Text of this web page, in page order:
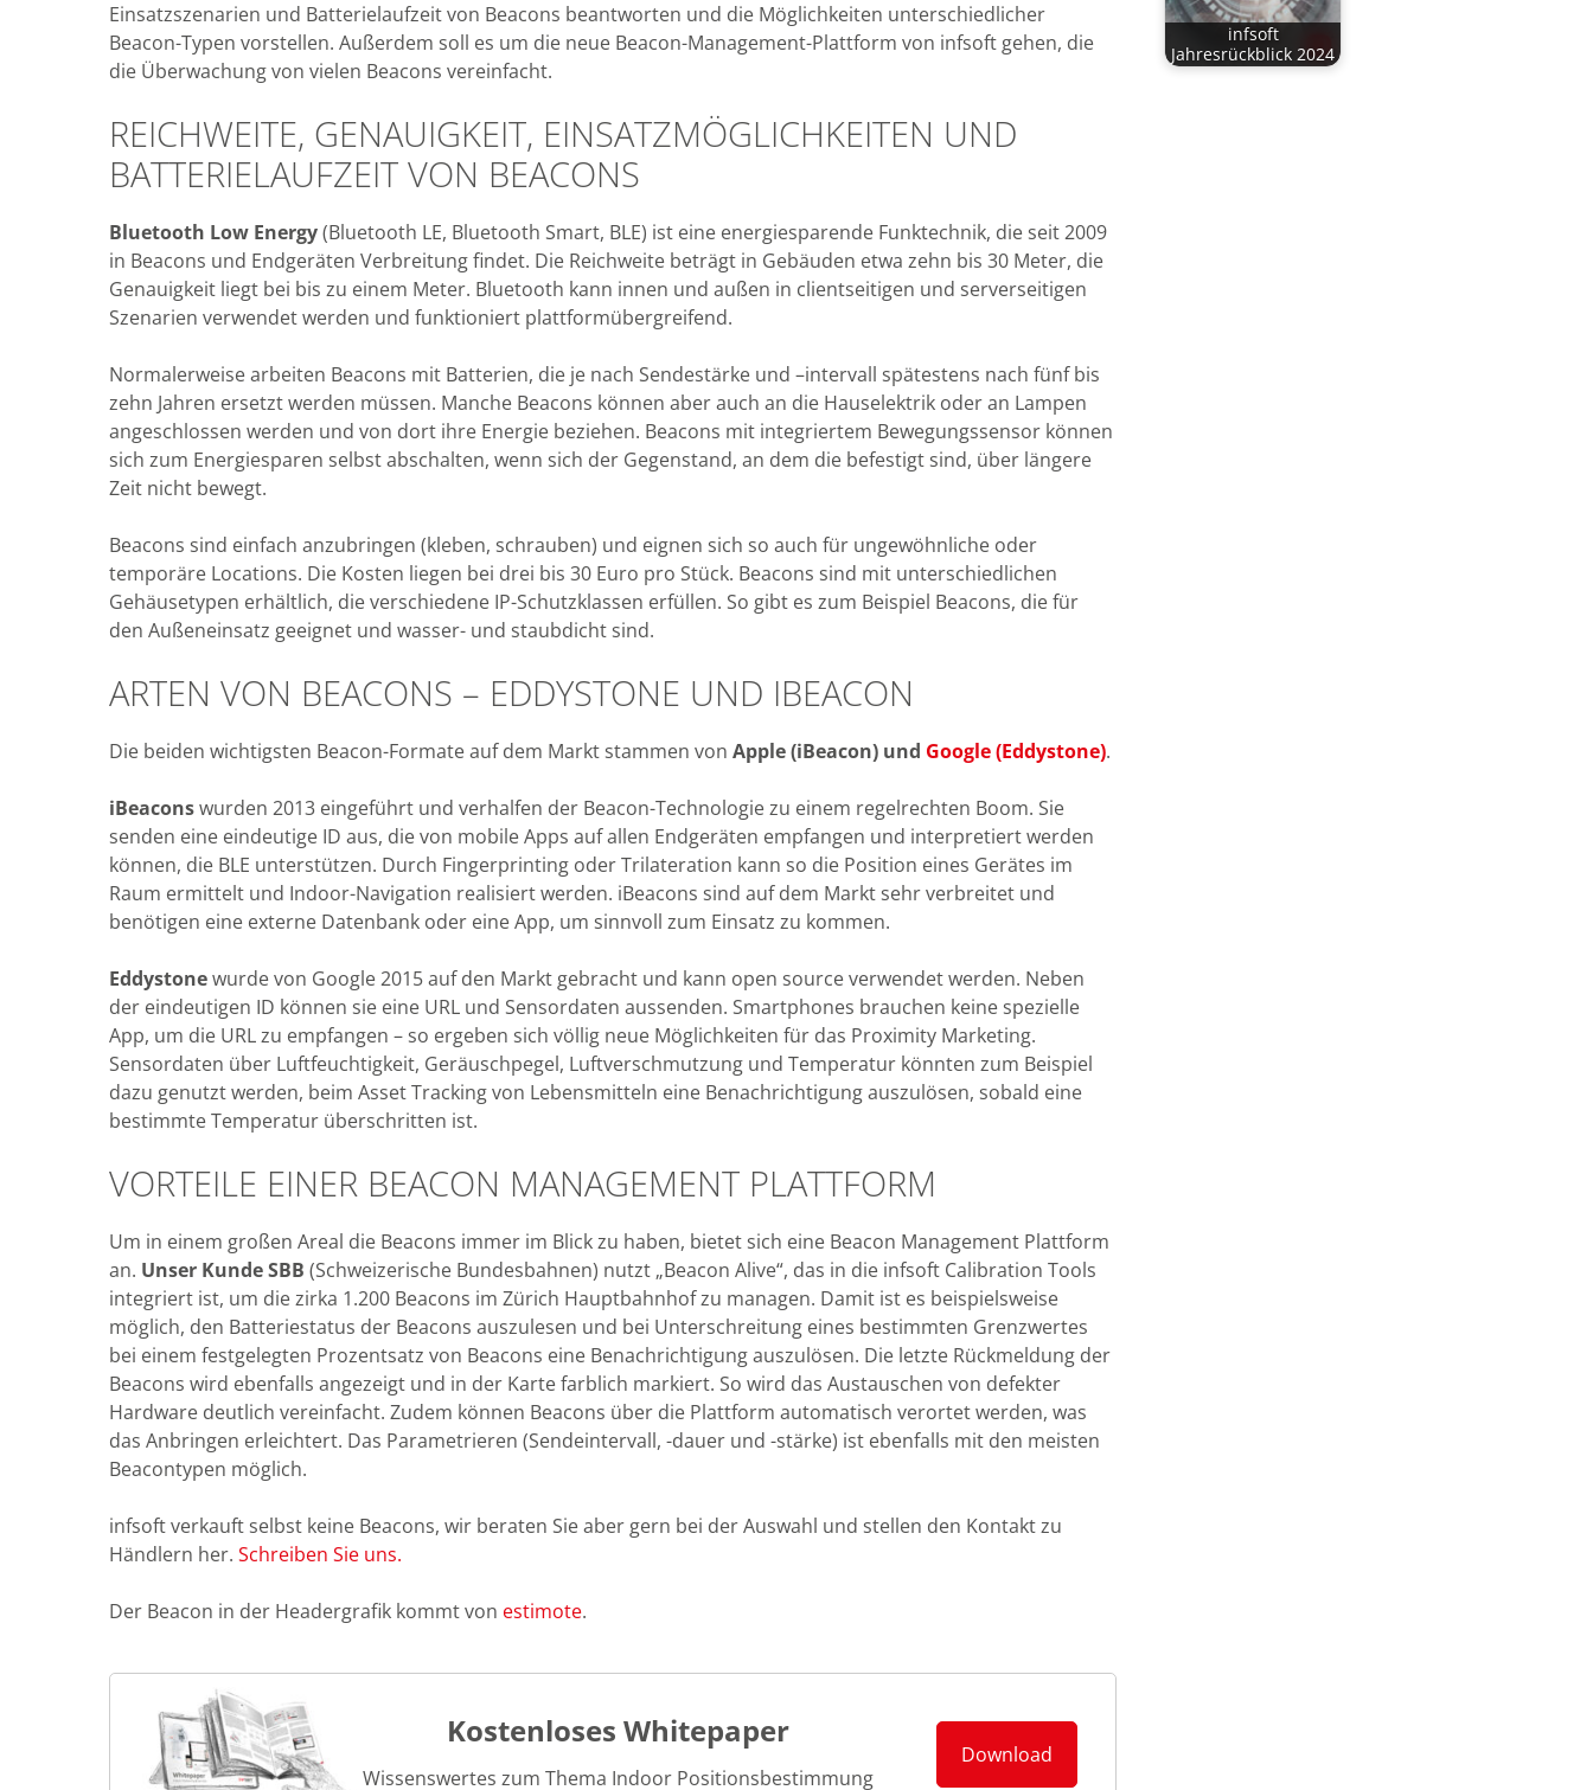
Einsatzszenarien und Batterielaufzeit von Beacons beantworten und die Möglichkeiten unterschiedlicher
Beacon-Typen vorstellen. Außerdem soll es um die neue Beacon-Management-Plattform von infsoft gehen, die
die Überwachung von vielen Beacons vereinfacht.
REICHWEITE, GENAUIGKEIT, EINSATZMÖGLICHKEITEN UND
BATTERIELAUFZEIT VON BEACONS
Bluetooth Low Energy(Bluetooth LE, Bluetooth Smart, BLE) ist eine energiesparende Funktechnik, die seit 2009
in Beacons und Endgeräten Verbreitung findet. Die Reichweite beträgt in Gebäuden etwa zehn bis 30 Meter, die
Genauigkeit liegt bei bis zu einem Meter. Bluetooth kann innen und außen in clientseitigen und serverseitigen
Szenarien verwendet werden und funktioniert plattformübergreifend.
Normalerweise arbeiten Beacons mit Batterien, die je nach Sendestärke und –intervall spätestens nach fünf bis
zehn Jahren ersetzt werden müssen. Manche Beacons können aber auch an die Hauselektrik oder an Lampen
angeschlossen werden und von dort ihre Energie beziehen. Beacons mit integriertem Bewegungssensor können
sich zum Energiesparen selbst abschalten, wenn sich der Gegenstand, an dem die befestigt sind, über längere
Zeit nicht bewegt.
Beacons sind einfach anzubringen (kleben, schrauben) und eignen sich so auch für ungewöhnliche oder
temporäre Locations. Die Kosten liegen bei drei bis 30 Euro pro Stück. Beacons sind mit unterschiedlichen
Gehäusetypen erhältlich, die verschiedene IP-Schutzklassen erfüllen. So gibt es zum Beispiel Beacons, die für
den Außeneinsatz geeignet und wasser- und staubdicht sind.
ARTEN VON BEACONS – EDDYSTONE UND IBEACON
Die beiden wichtigsten Beacon-Formate auf dem Markt stammen von Apple (iBeacon) und Google (Eddystone).
iBeaconswurden 2013 eingeführt und verhalfen der Beacon-Technologie zu einem regelrechten Boom. Sie
senden eine eindeutige ID aus, die von mobile Apps auf allen Endgeräten empfangen und interpretiert werden
können, die BLE unterstützen. Durch Fingerprinting oder Trilateration kann so die Position eines Gerätes im
Raum ermittelt und Indoor-Navigation realisiert werden. iBeacons sind auf dem Markt sehr verbreitet und
benötigen eine externe Datenbank oder eine App, um sinnvoll zum Einsatz zu kommen.
Eddystonewurde von Google 2015 auf den Markt gebracht und kann open source verwendet werden. Neben
der eindeutigen ID können sie eine URL und Sensordaten aussenden. Smartphones brauchen keine spezielle
App, um die URL zu empfangen – so ergeben sich völlig neue Möglichkeiten für das Proximity Marketing.
Sensordaten über Luftfeuchtigkeit, Geräuschpegel, Luftverschmutzung und Temperatur könnten zum Beispiel
dazu genutzt werden, beim Asset Tracking von Lebensmitteln eine Benachrichtigung auszulösen, sobald eine
bestimmte Temperatur überschritten ist.
VORTEILE EINER BEACON MANAGEMENT PLATTFORM
Um in einem großen Areal die Beacons immer im Blick zu haben, bietet sich eine Beacon Management Plattform
an. Unser Kunde SBB (Schweizerische Bundesbahnen) nutzt „Beacon Alive“, das in die infsoft Calibration Tools
integriert ist, um die zirka 1.200 Beacons im Zürich Hauptbahnhof zu managen. Damit ist es beispielsweise
möglich, den Batteriestatus der Beacons auszulesen und bei Unterschreitung eines bestimmten Grenzwertes
bei einem festgelegten Prozentsatz von Beacons eine Benachrichtigung auszulösen. Die letzte Rückmeldung der
Beacons wird ebenfalls angezeigt und in der Karte farblich markiert. So wird das Austauschen von defekter
Hardware deutlich vereinfacht. Zudem können Beacons über die Plattform automatisch verortet werden, was
das Anbringen erleichtert. Das Parametrieren (Sendeintervall, -dauer und -stärke) ist ebenfalls mit den meisten
Beacontypen möglich.
infsoft verkauft selbst keine Beacons, wir beraten Sie aber gern bei der Auswahl und stellen den Kontakt zu
Händlern her. Schreiben Sie uns.
Der Beacon in der Headergrafik kommt von estimote.
Kostenloses Whitepaper
Wissenswertes zum Thema Indoor Positionsbestimmung
Download
infsoft
Jahresrückblick 2024